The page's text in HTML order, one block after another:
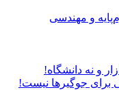
و مهندسی
و نه دانشگاه!
برای جوگیرها نیست!